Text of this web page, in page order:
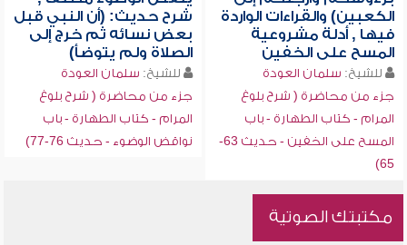
الكعبين) والقراءات الواردة
فيها , أدلة مشروعية
المسح على الخفين
للشيخ: سلمان العودة
جزء من محاضرة ( شرح بلوغ
المرام - كتاب الطهارة - باب
المسح على الخفين - حديث 63-
65)
شرح حديث: (أن النبي قبل
بعض نسائه ثم خرج إلى
الصلاة ولم يتوضأ)
للشيخ: سلمان العودة
جزء من محاضرة ( شرح بلوغ
المرام - كتاب الطهارة - باب
نواقض الوضوء - حديث 76-77)
مكتبتك الصوتية